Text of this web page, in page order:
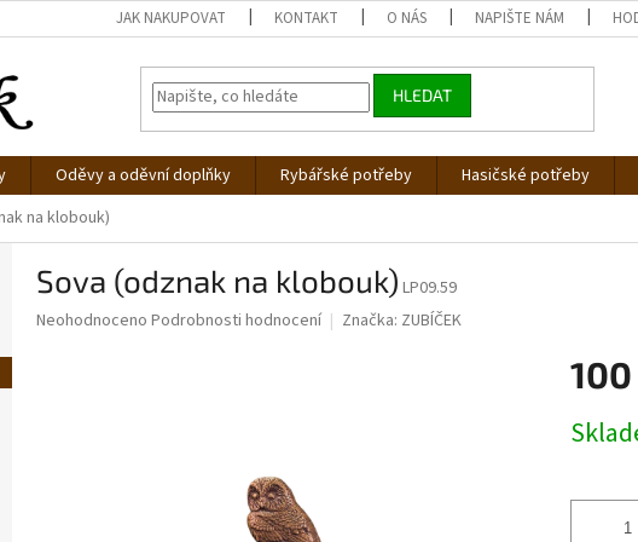
JAK NAKUPOVAT KONTAKT O NÁS NAPIŠTE NÁM
HLEDAT
Oděvy a oděvní doplňky Rybářské potřeby Hasičské potřeby
na klobouk)
Sova (odznak na klobouk) LP09.59
Průměrné
Neohodnoceno Podrobnosti hodnocení Značka: ZUBÍČEK
100
cena: